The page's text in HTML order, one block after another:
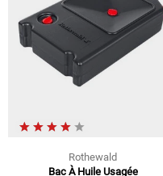
Rothewald
Bac À Huile Usagée